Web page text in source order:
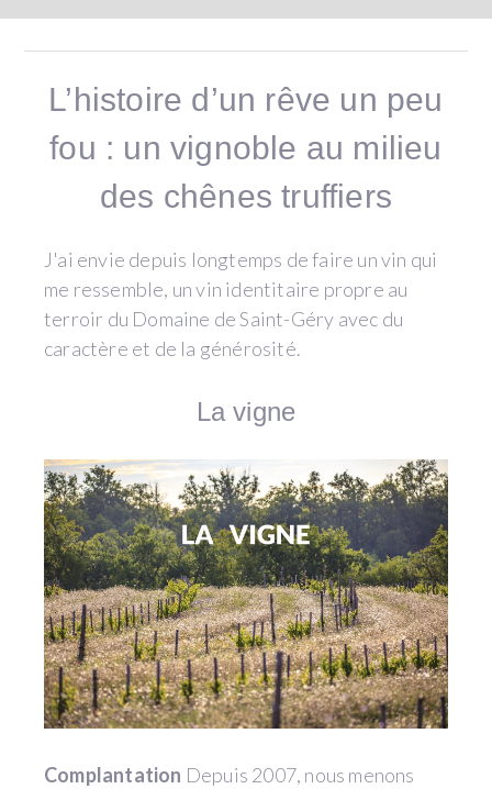
L’histoire d’un rêve un peu
fou : un vignoble au milieu
des chênes truffiers
J'ai envie depuis longtemps de faire un vin qui
me ressemble, un vin identitaire propre au
terroir du Domaine de Saint-Géry avec du
caractère et de la générosité.
La vigne
Complantation Depuis 2007, nous menons